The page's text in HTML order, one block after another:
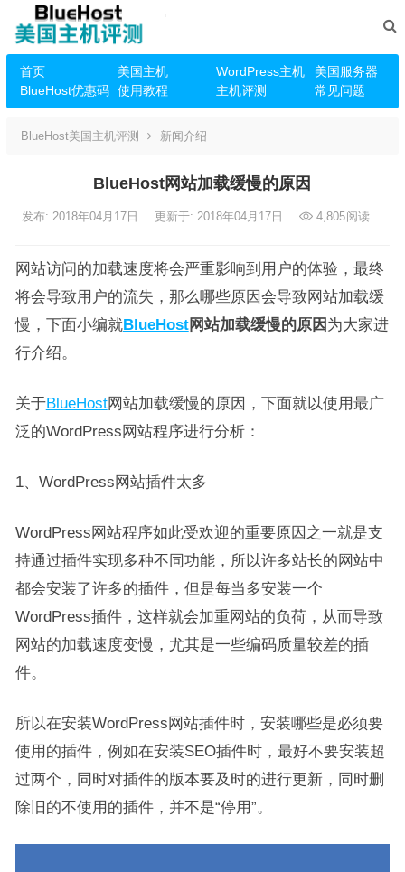
首页 美国主机 WordPress主机
美国服务器
BlueHost优惠码
使用教程 主机评测 常见问题
BlueHost美国主机评测 新闻介绍
BlueHost网站加载缓慢的原因
发布: 2018年04月17日 更新于: 2018年04月17日 4,805阅读
网站访问的加载速度将会严重影响到用户的体验，最终
将会导致用户的流失，那么哪些原因会导致网站加载缓
慢，下面小编就BlueHost网站加载缓慢的原因 为大家进
行介绍。
关于BlueHost网站加载缓慢的原因，下面就以使用最广
泛的WordPress网站程序进行分析：
1、WordPress网站插件太多
WordPress网站程序如此受欢迎的重要原因之一就是支
持通过插件实现多种不同功能，所以许多站长的网站中
都会安装了许多的插件，但是每当多安装一个
WordPress插件，这样就会加重网站的负荷，从而导致
网站的加载速度变慢，尤其是一些编码质量较差的插
件。
所以在安装WordPress网站插件时，安装哪些是必须要
使用的插件，例如在安装SEO插件时，最好不要安装超
过两个，同时对插件的版本要及时的进行更新，同时删
除旧的不使用的插件，并不是“停用”。